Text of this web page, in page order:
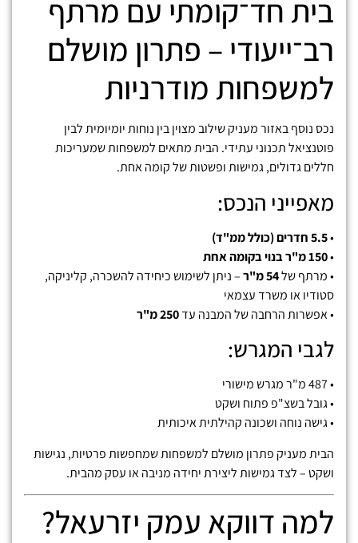
בית חד־קומתי עם מרתף
רב־ייעודי – פתרון מושלם
למשפחות מודרניות
נכס נוסף באזור מעניק שילוב מצוין בין נוחות יומיומית לבין
פוטנציאל תכנוני עתידי. הבית מתאים למשפחות שמעריכות
חללים גדולים, גמישות ופשטות של קומה אחת.
מאפייני הנכס:
•5.5 חדרים (כולל ממ"ד)
•150 מ"ר בנוי בקומה אחת
• מרתף של54 מ"ר
– ניתן לשימוש כיחידה להשכרה, קליניקה,
סטודיו או משרד עצמאי
• אפשרות הרחבה של המבנה עד250 מ"ר
לגבי המגרש:
• 487 מ"ר מגרש מישורי
• גובל בשצ"פ פתוח ושקט
• גישה נוחה ושכונה קהילתית איכותית
הבית מעניק פתרון מושלם למשפחות שמחפשות פרטיות, נגישות
ושקט – לצד גמישות ליצירת יחידה מניבה או עסק מהבית.
למה דווקא עמק יזרעאל?